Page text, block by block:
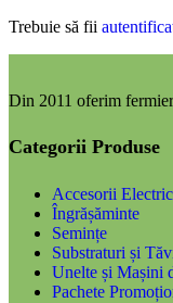
Trebuie să fii
Din 2011 oferim
Categorii Produse
Accesorii
Îngrășăminte
Semințe
Substraturi și
Unelte și Mașini
Pachete